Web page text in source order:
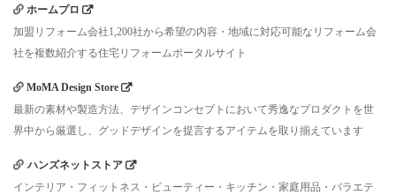
ホームプロ
加盟リフォーム会社1,200社から希望の内容・地域に対応可能なリフォーム会
社を複数紹介する住宅リフォームポータルサイト
MoMA Design Store
最新の素材や製造方法、デザインコンセプトにおいて秀逸なプロダクトを世
界中から厳選し、グッドデザインを提言するアイテムを取り揃えています
ハンズネットストア
インテリア・フィットネス・ビューティー・キッチン・家庭用品・バラエテ